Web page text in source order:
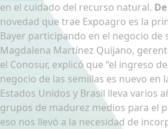
en el cuidado del recurso natural.
novedad que trae Expoagro es la
Bayer participando en el negocio de
Magdalena Martínez Quijano,
el Conosur, explicó que “el ingreso
negocio de las semillas es nuevo en
Estados Unidos y Brasil lleva varios
grupos de madurez medios para el
eso nos llevó a la necesidad de